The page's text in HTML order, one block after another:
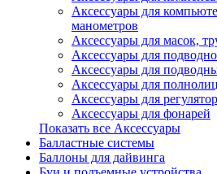
Аксессуары для
манометров
Аксессуары для масок,
Аксессуары для
Аксессуары для
Аксессуары для
Аксессуары для
Аксессуары для фонарей
Показать все Аксессуары
Балластные системы
Баллоны для дайвинга